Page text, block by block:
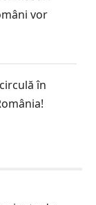
vor
în